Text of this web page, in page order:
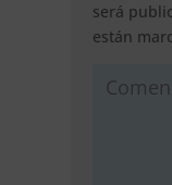
será
están